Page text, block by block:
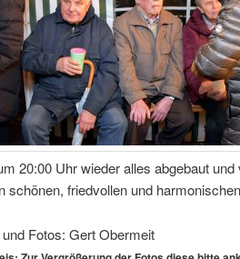
20:00 Uhr wieder alles abgebaut
schönen, friedvollen und
Fotos: Gert Obermeit